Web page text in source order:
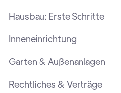
Hausbau: Erste Schritte
Inneneinrichtung
Garten & Außenanlagen
Rechtliches & Verträge